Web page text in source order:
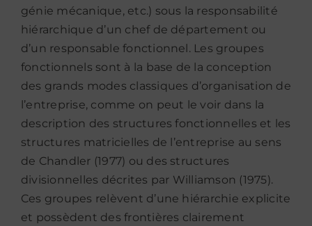
génie mécanique, etc.) sous la responsabilité
hiérarchique d’un chef de département ou
d’un responsable fonctionnel. Les groupes
fonctionnels sont à la base de la conception
des grands modes classiques d’organisation de
l’entreprise, comme on peut le voir dans la
description des structures fonctionnelles et les
structures matricielles de l’entreprise au sens
de Chandler (1977) ou des structures
divisionnelles décrites par Williamson (1975).
Ces groupes relèvent d’une hiérarchie explicite
et possèdent des frontières clairement